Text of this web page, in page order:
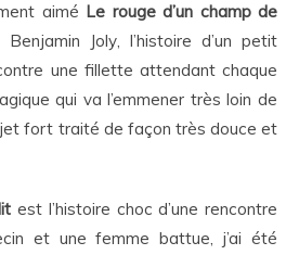
aimé Le rouge d’un champ de
Benjamin Joly, l’histoire d’un petit
une fillette attendant chaque
qui va l’emmener très loin de
fort traité de façon très douce et
est l’histoire choc d’une rencontre
et une femme battue, j’ai été